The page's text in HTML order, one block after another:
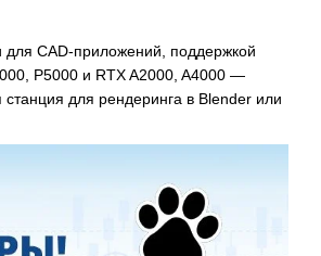
для CAD-приложений, поддержкой
P5000 и RTX A2000, A4000 —
для рендеринга в Blender или